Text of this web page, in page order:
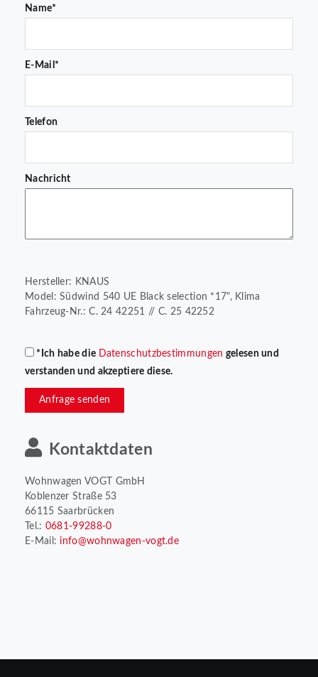
Name*
E-Mail*
Telefon
Nachricht
Hersteller: KNAUS
Model: Südwind 540 UE Black selection *17", Klima
Fahrzeug-Nr.: C. 24 42251 // C. 25 42252
*Ich habe die Datenschutzbestimmungen gelesen und
verstanden und akzeptiere diese.
Anfrage senden
Kontaktdaten
Wohnwagen VOGT GmbH
Koblenzer Straße 53
66115 Saarbrücken
Tel.: 0681-99288-0
E-Mail: info@wohnwagen-vogt.de